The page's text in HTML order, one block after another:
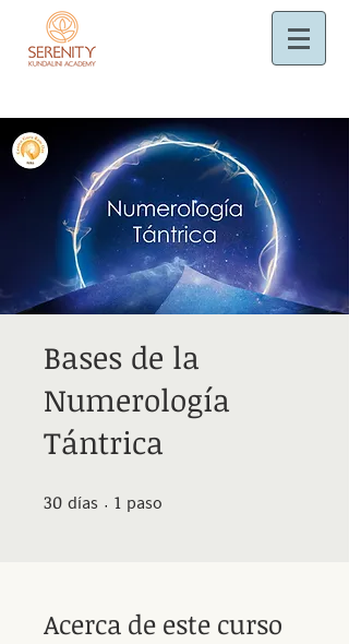
Bases de la
Numerología
Tántrica
30 días 30 días
1 paso
Acerca de este curso